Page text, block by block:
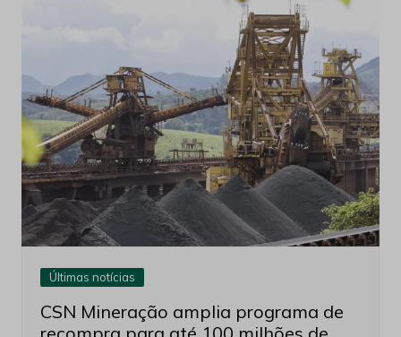
Últimas notícias
CSN Mineração amplia programa de